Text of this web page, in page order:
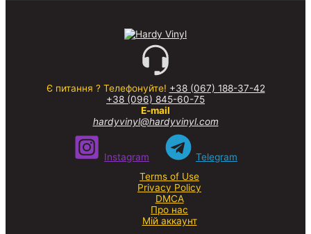
Є питання ? Телефонуйте! +38 (067) 188-37-42
+38 (096) 845-60-75
E-mail
hardyvinyl@hardyvinyl.com
Instagram
Telegram
Terms of Use
Privacy Policy
DMCA
Про нас
Мій аккаунт